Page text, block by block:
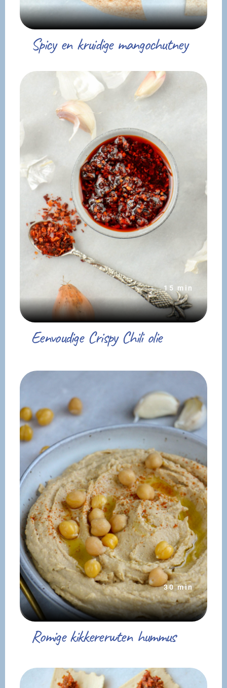
Spicy en kruidige mangochutney
Eenvoudige Crispy Chili olie
15 min
Romige kikkererwten hummus
30 min